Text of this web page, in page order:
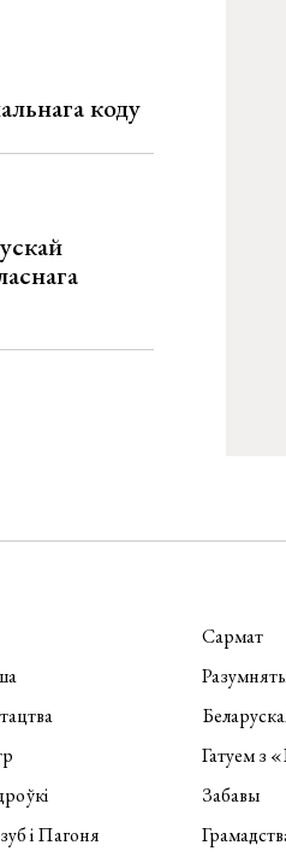
коду
і Пагоня
Сармат
Гатуем з
Забавы